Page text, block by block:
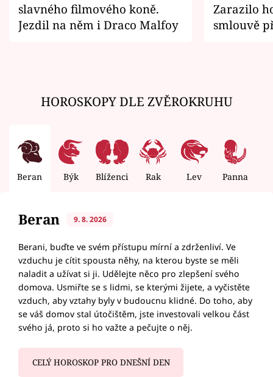
slavného filmového koně.
Jezdil na něm i Draco Malfoy
Zarazilo
smlouvě
HOROSKOPY DLE ZVĚROKRUHU
Beran Býk Blíženci Rak Lev Panna
Beran 9. 8. 2026
Berani, buďte ve svém přístupu mírní a zdrženliví. Ve
vzduchu je cítit spousta něhy, na kterou byste se měli
naladit a užívat si ji. Udělejte něco pro zlepšení svého
domova. Usmiřte se s lidmi, se kterými žijete, a vyčistěte
vzduch, aby vztahy byly v budoucnu klidné. Do toho, aby
se váš domov stal útočištěm, jste investovali velkou část
svého já, proto si ho važte a pečujte o něj.
CELÝ HOROSKOP PRO DNEŠNÍ DEN